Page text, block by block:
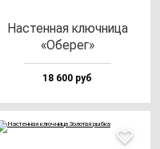
Нас­тен­ная ключ­ни­ца
«Обе­рег»
18 600 руб